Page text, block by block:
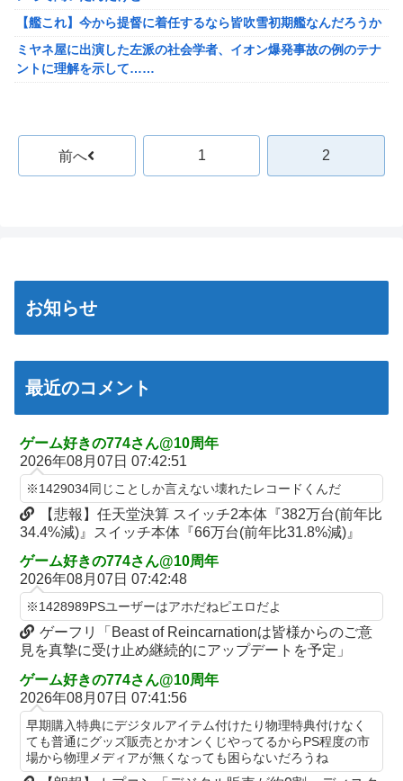
応
【元NMB48】安部若菜、卒業して早くもお酒解禁
冨里奈央ちゃん、罰ゲームのセミをずっと気にしてたｗ【乃木坂
46】
5期・6期 人気ランキング
冨里奈央ちゃん、おへそ見せガチでエグいって・・・
結婚相談所職員さん、子なし女にド正論を述べてしまう…
週間少年ジャンプのグッズ(43億円分)を注文してキャンセルした
32歳女が逮捕
【悲報】桐谷さん「人生かけて7億円貯めたのにガンで死ぬか
も。もっと素直に遊べばよかった。」
ントに理解を示して……
は……
【衝撃】クルタ族虐 殺の犯人、ツェリードニヒで確定！クロロの
演劇のせいで2人も無駄死ににwwww
【悲報】ライター「ちいかわが反社とコラボしてた」ﾊﾟｼｬｯ
死神のコスプレをして隣のビルの屋上から病院を眺めていた男を
逮捕ｗｗｗ
【画像】コスプレイヤーが死ぬ気で痩せた結果ｗｗｗｗ
【悲報】福岡の電車、完全にやらかす。構内アナウンスでド下ネ
タを連発するｗｗｗｗｗ
【ROBOT魂】 88,000のミーティアが二次も即完売なの大人気す
ぎる…
【日向坂46】 かほりん、ありのままの姿・・・【藤嶌果歩1st写
真集】
【パ順位】鷹========猫-公=====檻-/==鴎=========鷲
（2026.8.5）
【悲報】みのもんたさん、代表作が「クイズミリオネア」しかな
い
【艦これ】今から提督に着任するなら皆吹雪初期艦なんだろうか
ミヤネ屋に出演した左派の社会学者、イオン爆発事故の例のテナ
ントに理解を示して……
ザーがドン引き、UberEatsが導入した強制置き配が起こしたの
【画像】スト6に彗星の如く現れたフィリピン人キャラが可愛す
ぎると話題に！
ｗｗｗ
【悲報】ワンダンス作者「手書きでダンスアニメ描いてみまし
た」←アニメの当てつけにしか見えないと話題に
エアギアって再アニメ化したら良さそうじゃない？ ちゃんとエロ
さとか大暮のセンスを忠実に再現して
涌井秀章(40) 2.88 3勝1敗 4QS K/BB10.00
神谷玲子の新台は神ぱち!? #75【「e七つの大罪3」1回転で大当
たり＝速さが段違い！渾身のRUSHに神谷が挑む！！】
【実戦報告】Lストリートファイター6の評判まとめ！ヤレる感が
微妙！？もう稼働貢献週の予想をするユーザーも！？
4号機ジジイ「どんなノーマルタイプでも下皿はガッチガチがデ
フォ」←マジで無駄な事やってるよな
冷笑系パチンカスさん「フルカスは脳死？成人男子がパチンコの
演出に一喜一憂してる方が脳死なんよ」
【バンダイ】「食玩」「プライズ」「ガシャポン」2026年8月発
売商品【発売スケジュール】
【悲報】AV女優さん、キモオタチー牛弱男どもの「おはよう」に
前へ 1 2
お知らせ
最近のコメント
ゲーム好きの774さん@10周年
2026年08月07日 07:42:51
※1429034同じことしか言えない壊れたレコードくんだ
【悲報】任天堂決算 スイッチ2本体『382万台(前年比
34.4%減)』スイッチ本体『66万台(前年比31.8%減)』
ゲーム好きの774さん@10周年
2026年08月07日 07:42:48
※1428989PSユーザーはアホだねピエロだよ
ゲーフリ「Beast of Reincarnationは皆様からのご意
見を真摯に受け止め継続的にアップデートを予定」
ゲーム好きの774さん@10周年
2026年08月07日 07:41:56
早期購入特典にデジタルアイテム付けたり物理特典付けなく
ても普通にグッズ販売とかオンくじやってるからPS程度の市
場から物理メディアが無くなっても困らないだろうね